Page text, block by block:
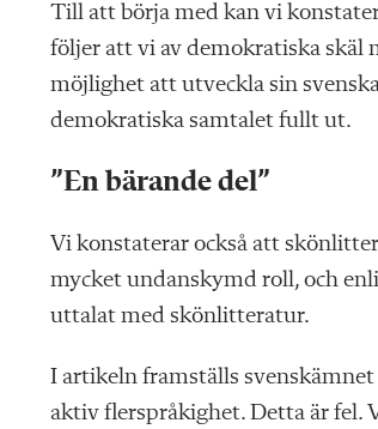
Till att börja med kan vi
följer att vi av demokratiska skäl
möjlighet att utveckla sin
demokratiska samtalet fullt ut.
”En bärande del”
Vi konstaterar också att
mycket undanskymd roll, och
uttalat med skönlitteratur.
I artikeln framställs
aktiv flerspråkighet. Detta är fel.